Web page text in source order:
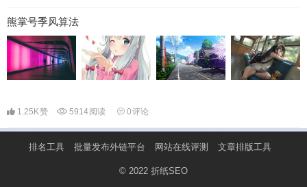
熊掌号季风算法
1.25K赞 5914阅读 0评论
排名工具 批量发布外链平台 网站在线评测 文章排版工具
© 2022 折纸SEO